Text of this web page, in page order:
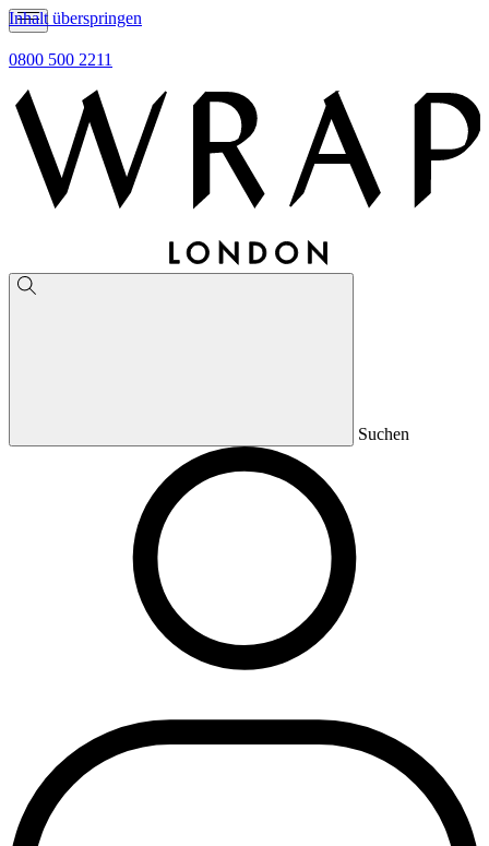
Inhalt überspringen
0800 500 2211
Suchen